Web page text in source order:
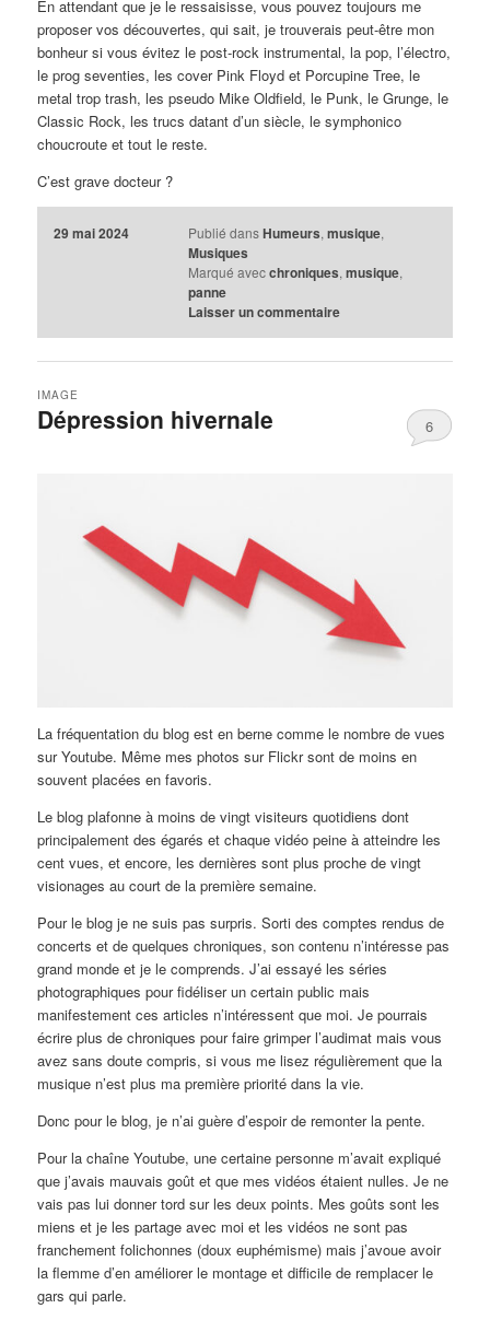
En attendant que je le ressaisisse, vous pouvez toujours me
proposer vos découvertes, qui sait, je trouverais peut-être mon
bonheur si vous évitez le post-rock instrumental, la pop, l’électro,
le prog seventies, les cover Pink Floyd et Porcupine Tree, le
metal trop trash, les pseudo Mike Oldfield, le Punk, le Grunge, le
Classic Rock, les trucs datant d’un siècle, le symphonico
choucroute et tout le reste.
C’est grave docteur ?
29 mai 2024 Publié dans Humeurs, musique,
Musiques
Marqué avec chroniques, musique,
panne
Laisser un commentaire
Dépression hivernale
IMAGE
6
La fréquentation du blog est en berne comme le nombre de vues
sur Youtube. Même mes photos sur Flickr sont de moins en
souvent placées en favoris.
Le blog plafonne à moins de vingt visiteurs quotidiens dont
principalement des égarés et chaque vidéo peine à atteindre les
cent vues, et encore, les dernières sont plus proche de vingt
visionages au court de la première semaine.
Pour le blog je ne suis pas surpris. Sorti des comptes rendus de
concerts et de quelques chroniques, son contenu n’intéresse pas
grand monde et je le comprends. J’ai essayé les séries
photographiques pour fidéliser un certain public mais
manifestement ces articles n’intéressent que moi. Je pourrais
écrire plus de chroniques pour faire grimper l’audimat mais vous
avez sans doute compris, si vous me lisez régulièrement que la
musique n’est plus ma première priorité dans la vie.
Donc pour le blog, je n’ai guère d’espoir de remonter la pente.
Pour la chaîne Youtube, une certaine personne m’avait expliqué
que j’avais mauvais goût et que mes vidéos étaient nulles. Je ne
vais pas lui donner tord sur les deux points. Mes goûts sont les
miens et je les partage avec moi et les vidéos ne sont pas
franchement folichonnes (doux euphémisme) mais j’avoue avoir
la flemme d’en améliorer le montage et difficile de remplacer le
gars qui parle.